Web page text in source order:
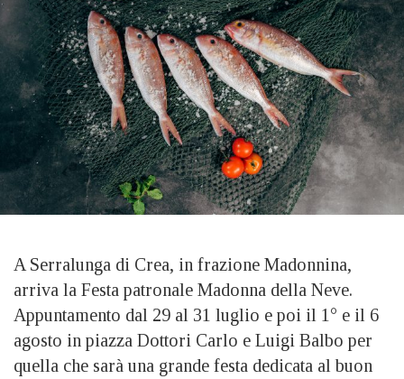
A Serralunga di Crea, in frazione Madonnina,
arriva la Festa patronale Madonna della Neve.
Appuntamento dal 29 al 31 luglio e poi il 1° e il 6
agosto in piazza Dottori Carlo e Luigi Balbo per
quella che sarà una grande festa dedicata al buon